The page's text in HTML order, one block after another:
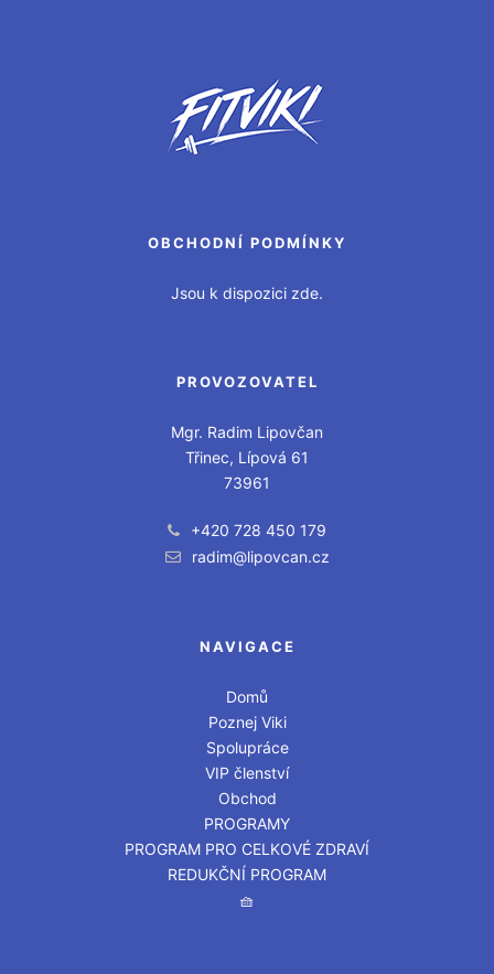
OBCHODNÍ PODMÍNKY
Jsou k dispozici zde.
PROVOZOVATEL
Mgr. Radim Lipovčan
Třinec, Lípová 61
73961
+420 728 450 179
radim@lipovcan.cz
NAVIGACE
Domů
Poznej Viki
Spolupráce
VIP členství
Obchod
PROGRAMY
PROGRAM PRO CELKOVÉ ZDRAVÍ
REDUKČNÍ PROGRAM
🧺